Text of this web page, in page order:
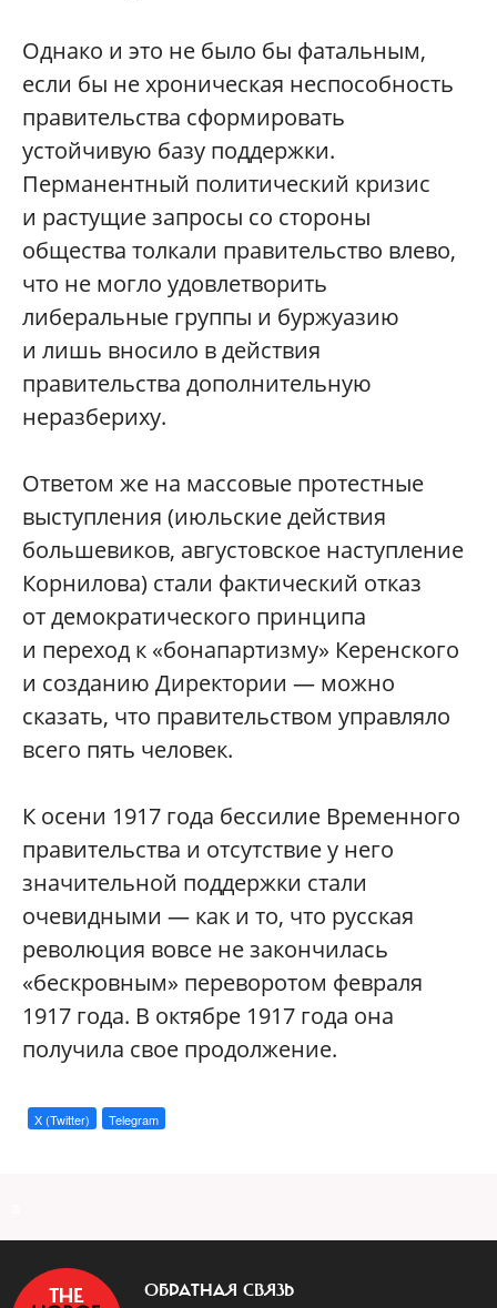
Однако и это не было бы фатальным,
если бы не хроническая неспособность
правительства сформировать
устойчивую базу поддержки.
Перманентный политический кризис
и растущие запросы со стороны
общества толкали правительство влево,
что не могло удовлетворить
либеральные группы и буржуазию
и лишь вносило в действия
правительства дополнительную
неразбериху.
Ответом же на массовые протестные
выступления (июльские действия
большевиков, августовское наступление
Корнилова) стали фактический отказ
от демократического принципа
и переход к «бонапартизму» Керенского
и созданию Директории — можно
сказать, что правительством управляло
всего пять человек.
К осени 1917 года бессилие Временного
правительства и отсутствие у него
значительной поддержки стали
очевидными — как и то, что русская
революция вовсе не закончилась
«бескровным» переворотом февраля
1917 года. В октябре 1917 года она
получила свое продолжение.
X (Twitter) Telegram
ОБРАТНАЯ СВЯЗЬ